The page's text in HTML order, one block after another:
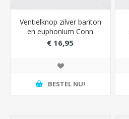
Ventielknop zilver bariton
en euphonium Conn
€ 16,95
BESTEL NU!